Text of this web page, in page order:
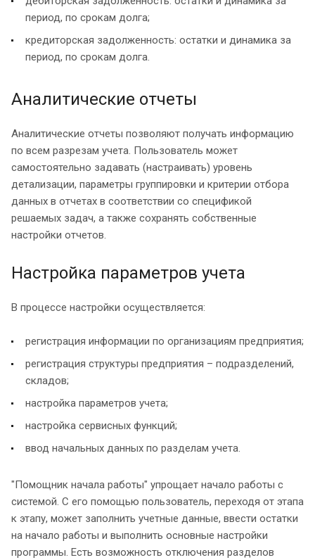
период, по срокам долга;
кредиторская задолженность: остатки и динамика за
период, по срокам долга.
Аналитические отчеты
Аналитические отчеты позволяют получать информацию
по всем разрезам учета. Пользователь может
самостоятельно задавать (настраивать) уровень
детализации, параметры группировки и критерии отбора
данных в отчетах в соответствии со спецификой
решаемых задач, а также сохранять собственные
настройки отчетов.
Настройка параметров учета
В процессе настройки осуществляется:
регистрация информации по организациям предприятия;
регистрация структуры предприятия – подразделений,
складов;
настройка параметров учета;
настройка сервисных функций;
ввод начальных данных по разделам учета.
"Помощник начала работы" упрощает начало работы с
системой. С его помощью пользователь, переходя от этапа
к этапу, может заполнить учетные данные, ввести остатки
на начало работы и выполнить основные настройки
программы. Есть возможность отключения разделов